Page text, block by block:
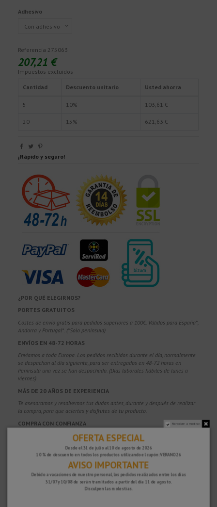
Adhesivo
Referencia 275063
207,21 €
Impuestos excluidos
Cantidad Descuento unitario Usted ahorra
5 10% 103,61 €
20 15% 621,63 €
¡Rápido y seguro!
¿POR QUÉ ELEGIRNOS?
PORTES GRATUITOS
Costes de envío gratis para pedidos superiores a 100€. Válidos para España*,
Andorra y Portugal*. (*Solo península)
ENVÍOS EN 48-72 HORAS
Enviamos a toda Europa. Los pedidos recibidos durante el día, normalmente
se despachan al día siguiente, para ser entregados en 48-72 horas en
Península una vez se han despachado. (Días laborales hábiles de lunes a
viernes)
MÁS DE 20 AÑOS DE EXPERIENCIA
Te asesoramos y resolvemos tus dudas antes, durante y después de realizar
la compra, para que aciertes y disfrutes de tu producto.
COMPRA CON CONFIANZA
100% segura y con protección, puedes pagar con Tarjeta, Bizum,
GARANTÍA DE SATISFACCIÓN
Tienes 15 días para devolver tu compra si no estás del todo satisfecho y 2
años de garantía en todos nuestros productos.
No volver a mostrar.
OFERTA ESPECIAL
Desde el 31 de julio al 10 de agosto de 2026
10 % de descuento en todos los productos utilizando el cupón: VERANO26
AVISO IMPORTANTE
Debido a vacaciones de nuestro personal, los pedidos realizados entre los días
31/07 y 10/08 de serán tramitados a partir del día 11 de agosto.
Disculpen las molestias.